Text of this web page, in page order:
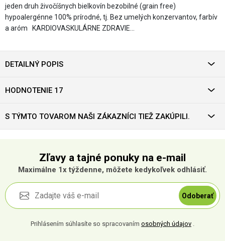
jeden druh živočíšnych bielkovín bezobilné (grain free)
hypoalergénne 100% prírodné, tj. Bez umelých konzervantov, farbív
a aróm KARDIOVASKULÁRNE ZDRAVIE…
DETAILNÝ POPIS
HODNOTENIE 17
S TÝMTO TOVAROM NAŠI ZÁKAZNÍCI TIEŽ ZAKÚPILI.
Zľavy a tajné ponuky na e-mail
Maximálne 1x týždenne, môžete kedykoľvek odhlásiť.
Odoberať
Prihlásením súhlasíte so spracovaním osobných údajov .